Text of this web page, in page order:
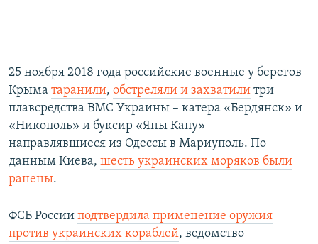
25 ноября 2018 года российские военные у берегов
Крыма таранили, обстреляли и захватили три
плавсредства ВМС Украины – катера «Бердянск» и
«Никополь» и буксир «Яны Капу» –
направлявшиеся из Одессы в Мариуполь. По
данным Киева, шесть украинских моряков были
ранены.
ФСБ России подтвердила применение оружия
против украинских кораблей, ведомство